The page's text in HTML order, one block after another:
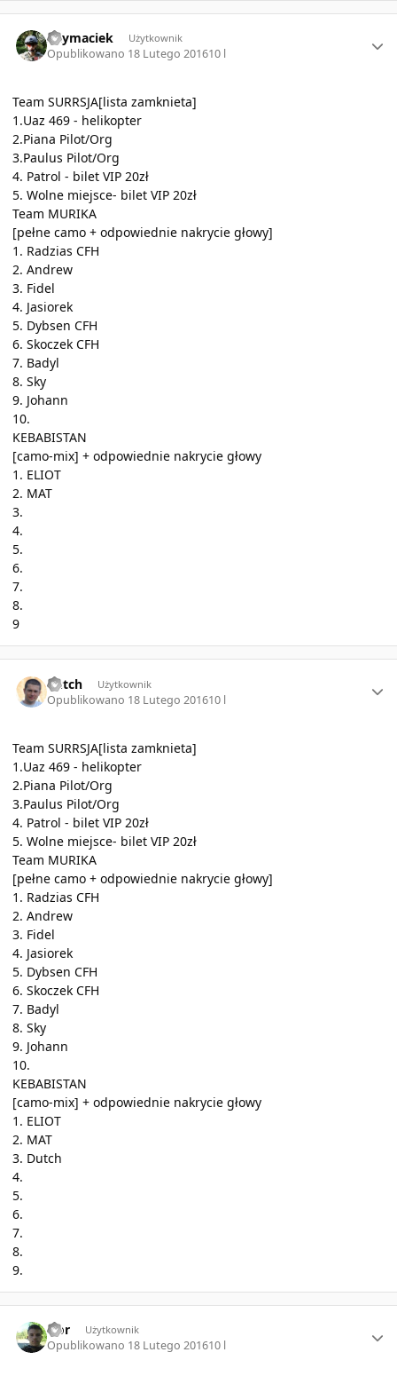
Skymaciek Użytkownik
Opublikowano 18 Lutego 201610 l
Team SURRSJA[lista zamknieta]
1.Uaz 469 - helikopter
2.Piana Pilot/Org
3.Paulus Pilot/Org
4. Patrol - bilet VIP 20zł
5. Wolne miejsce- bilet VIP 20zł
Team MURIKA
[pełne camo + odpowiednie nakrycie głowy]
1. Radzias CFH
2. Andrew
3. Fidel
4. Jasiorek
5. Dybsen CFH
6. Skoczek CFH
7. Badyl
8. Sky
9. Johann
10.
KEBABISTAN
[camo-mix] + odpowiednie nakrycie głowy
1. ELIOT
2. MAT
3.
4.
5.
6.
7.
8.
9
dutch Użytkownik
Opublikowano 18 Lutego 201610 l
Team SURRSJA[lista zamknieta]
1.Uaz 469 - helikopter
2.Piana Pilot/Org
3.Paulus Pilot/Org
4. Patrol - bilet VIP 20zł
5. Wolne miejsce- bilet VIP 20zł
Team MURIKA
[pełne camo + odpowiednie nakrycie głowy]
1. Radzias CFH
2. Andrew
3. Fidel
4. Jasiorek
5. Dybsen CFH
6. Skoczek CFH
7. Badyl
8. Sky
9. Johann
10.
KEBABISTAN
[camo-mix] + odpowiednie nakrycie głowy
1. ELIOT
2. MAT
3. Dutch
4.
5.
6.
7.
8.
9.
Nor Użytkownik
Opublikowano 18 Lutego 201610 l